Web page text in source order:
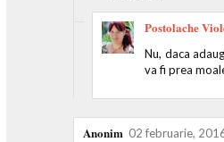
Postolache
Nu, daca
va fi prea
Anonim 02 februarie,